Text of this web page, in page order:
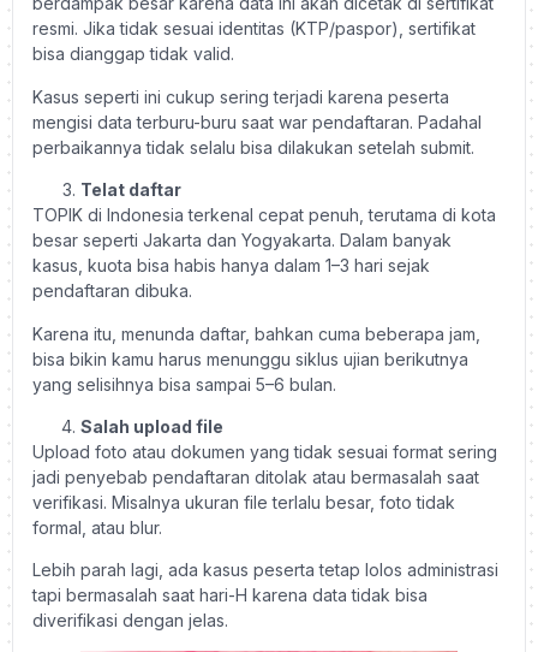
resmi. Jika tidak sesuai identitas (KTP/paspor), sertifikat
bisa dianggap tidak valid.
Kasus seperti ini cukup sering terjadi karena peserta
mengisi data terburu-buru saat war pendaftaran. Padahal
perbaikannya tidak selalu bisa dilakukan setelah submit.
Telat daftar
TOPIK di Indonesia terkenal cepat penuh, terutama di kota
besar seperti Jakarta dan Yogyakarta. Dalam banyak
kasus, kuota bisa habis hanya dalam 1–3 hari sejak
pendaftaran dibuka.
Karena itu, menunda daftar, bahkan cuma beberapa jam,
bisa bikin kamu harus menunggu siklus ujian berikutnya
yang selisihnya bisa sampai 5–6 bulan.
Salah upload file
Upload foto atau dokumen yang tidak sesuai format sering
jadi penyebab pendaftaran ditolak atau bermasalah saat
verifikasi. Misalnya ukuran file terlalu besar, foto tidak
formal, atau blur.
Lebih parah lagi, ada kasus peserta tetap lolos administrasi
tapi bermasalah saat hari-H karena data tidak bisa
diverifikasi dengan jelas.